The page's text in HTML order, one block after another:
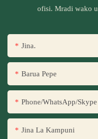
ofisi. Mradi wako
Jina.
Barua Pepe
Phone/WhatsApp/Skype
Jina La Kampuni